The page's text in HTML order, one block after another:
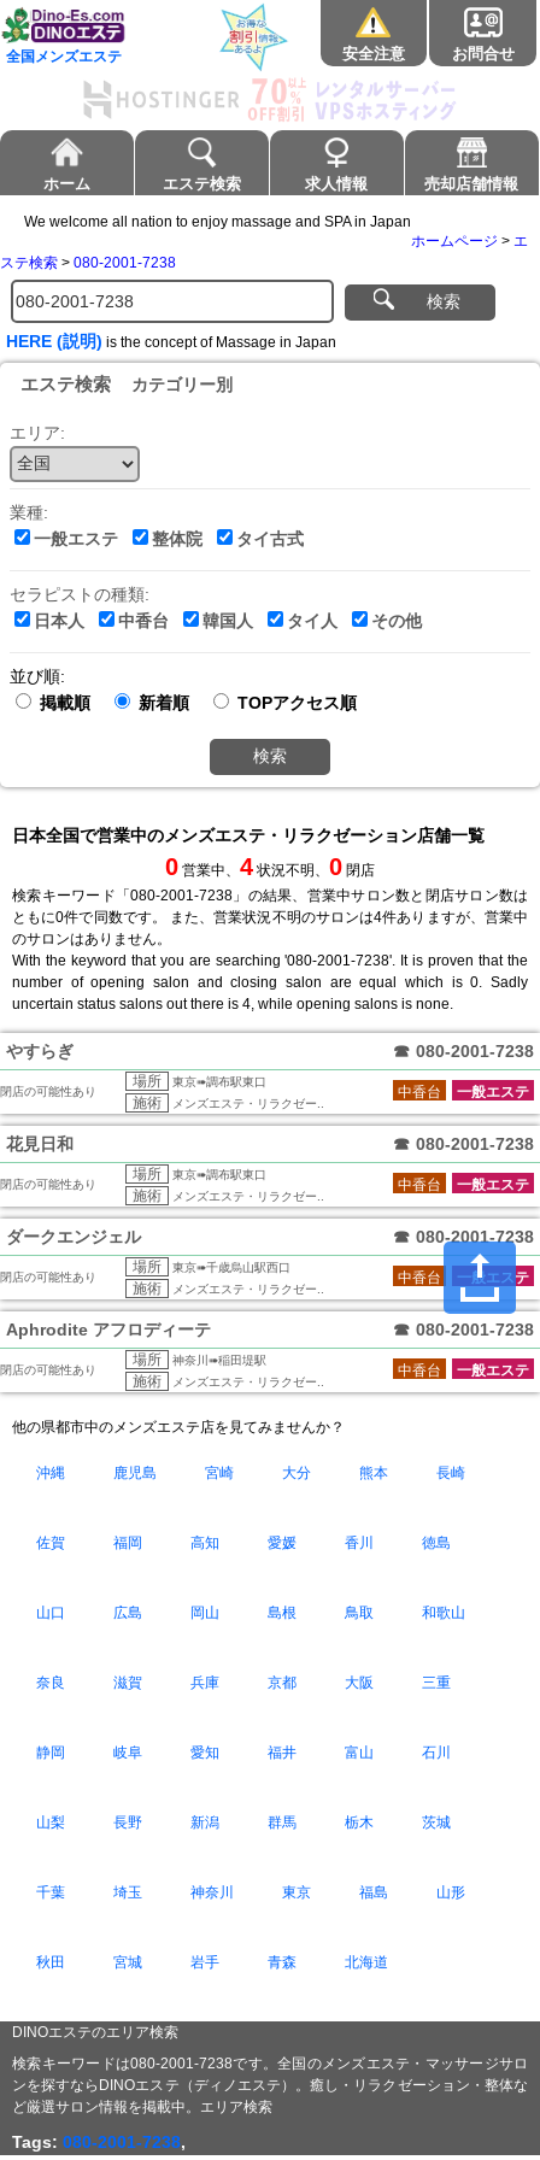
全国メンズエステ 安全注意 お問合せ
ホーム エステ検索 求人情報 売却店舗情報
We welcome all nation to enjoy massage and SPA in Japan
ホームページ > エ
ステ検索 > 080-2001-7238
検索
HERE (説明) is the concept of Massage in Japan
エステ検索 カテゴリー別
エリア:
業種:
一般エステ
整体院 タイ古式
セラピストの種類:
日本人
中香台 韓国人 タイ人 その他
並び順:
掲載順
新着順 TOPアクセス順
検索
日本全国で営業中のメンズエステ・リラクゼーション店舗一覧
0 営業中、 4 状況不明、 0 閉店
検索キーワード「080-2001-7238」の結果、営業中サロン数と閉店サロン数は
ともに0件で同数です。 また、営業状況不明のサロンは4件ありますが、営業中
のサロンはありません。
With the keyword that you are searching '080-2001-7238'. It is proven that the
number of opening salon and closing salon are equal which is 0. Sadly
uncertain status salons out there is 4, while opening salons is none.
やすらぎ ☎ 080-2001-7238
閉店の可能性あり
場所 東京➠調布駅東口
施術 メンズエステ・リラクゼー..
一般エステ
中香台
花見日和 ☎ 080-2001-7238
閉店の可能性あり
場所 東京➠調布駅東口
施術 メンズエステ・リラクゼー..
一般エステ
中香台
ダークエンジェル ☎ 080-2001-7238
閉店の可能性あり
場所 東京➠千歳烏山駅西口
施術 メンズエステ・リラクゼー..
一般エステ
中香台
Aphrodite アフロディーテ ☎ 080-2001-7238
閉店の可能性あり
場所 神奈川➠稲田堤駅
施術 メンズエステ・リラクゼー..
一般エステ
中香台
他の県都市中のメンズエステ店を見てみませんか？
沖縄 鹿児島 宮崎 大分 熊本 長崎
佐賀 福岡 高知 愛媛 香川 徳島
山口 広島 岡山 島根 鳥取 和歌山
奈良 滋賀 兵庫 京都 大阪 三重
静岡 岐阜 愛知 福井 富山 石川
山梨 長野 新潟 群馬 栃木 茨城
千葉 埼玉 神奈川 東京 福島 山形
秋田 宮城 岩手 青森 北海道
DINOエステのエリア検索
検索キーワードは080-2001-7238です。全国のメンズエステ・マッサージサロ
ンを探すならDINOエステ（ディノエステ）。癒し・リラクゼーション・整体な
ど厳選サロン情報を掲載中。エリア検索
Tags: 080-2001-7238,